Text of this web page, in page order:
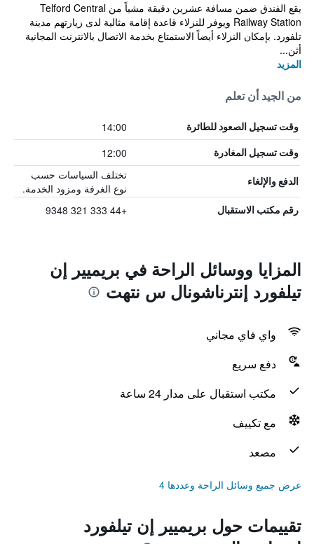
يقع الفندق ضمن مسافة عشرين دقيقة مشياً من Telford Central
Railway Station ويوفر للنزلاء قاعدة إقامة مثالية لدى زيارتهم مدينة
تلفورد. بإمكان النزلاء أيضاً الاستمتاع بخدمة الاتصال بالانترنت المجانية
أثن...
المزيد
من الجيد أن تعلم
وقت تسجيل الصعود للطائرة 14:00
وقت تسجيل المغادرة 12:00
الدفع والإلغاء
تختلف السياسات حسب
نوع الغرفة ومزود الخدمة.
رقم مكتب الاستقبال +44 333 321 9348
المزايا ووسائل الراحة في بريميير إن
تيلفورد إنترناشونال س نتهت
واي فاي مجاني
دفع سريع
مكتب استقبال على مدار 24 ساعة
مع تكييف
مصعد
عرض جميع وسائل الراحة وعددها 4
تقييمات حول بريميير إن تيلفورد